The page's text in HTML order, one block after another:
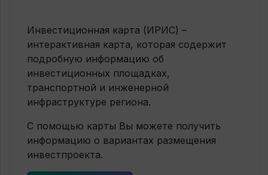
Инвестиционная карта (ИРИС) –
интерактивная карта, которая содержит
подробную информацию об
инвестиционных площадках,
транспортной и инженерной
инфраструктуре региона.
С помощью карты Вы можете получить
информацию о вариантах размещения
инвестпроекта.